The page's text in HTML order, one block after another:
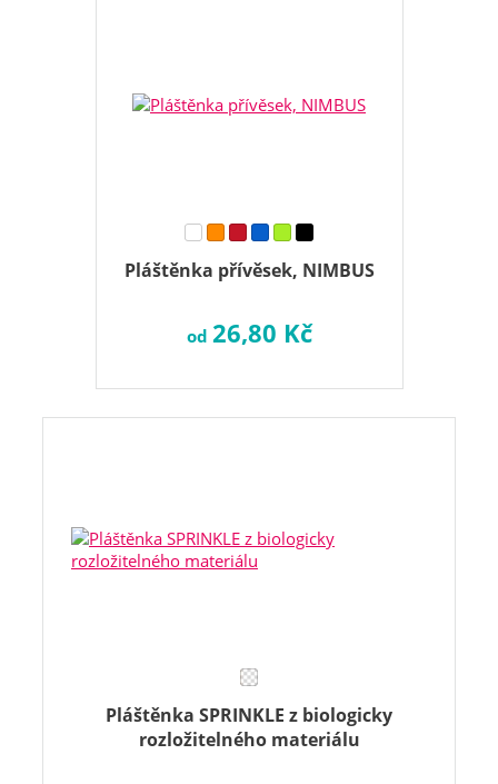
Pláštěnka přívěsek, NIMBUS
od 26,80 Kč
Pláštěnka SPRINKLE z biologicky
rozložitelného materiálu